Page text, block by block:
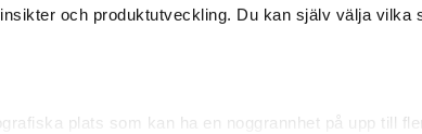
och produktutveckling. Du kan själv välja vilka
plats som kan ha en noggrannhet på upp till